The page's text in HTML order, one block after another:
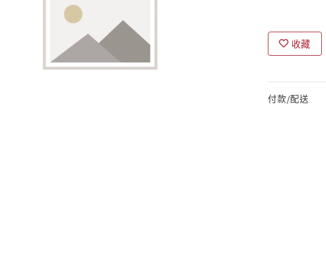
收藏
付款/配送